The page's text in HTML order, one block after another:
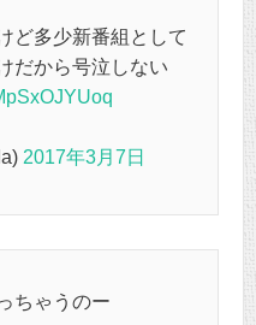
ど多少新番組として
だから号泣しない
2017年3月7日
ちゃうのー